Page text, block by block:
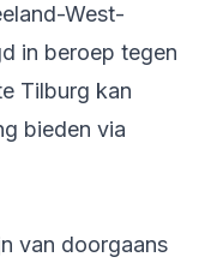
West-
in beroep tegen
Tilburg kan
bieden via
van doorgaans